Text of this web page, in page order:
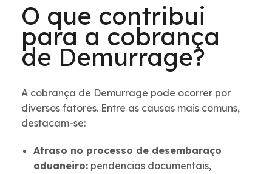
O que contribui
para a cobrança
de Demurrage?
A cobrança de Demurrage pode ocorrer por
diversos fatores. Entre as causas mais comuns,
destacam-se:
Atraso no processo de desembaraço
aduaneiro: pendências documentais,